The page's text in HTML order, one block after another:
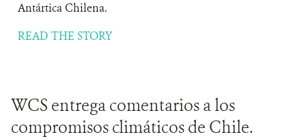
Antártica Chilena.
READ THE STORY
WCS entrega comentarios a los
compromisos climáticos de Chile.